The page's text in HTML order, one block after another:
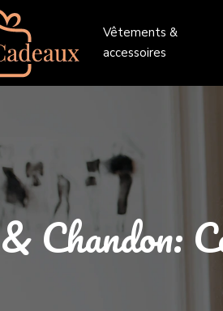
Vêtements &
accessoires
Chandon: